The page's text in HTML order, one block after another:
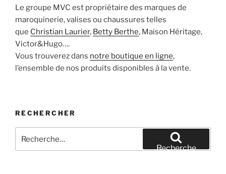
Le groupe MVC est propriétaire des marques de
maroquinerie, valises ou chaussures telles
que Christian Laurier, Betty Berthe, Maison Héritage,
Victor&Hugo….
Vous trouverez dans notre boutique en ligne,
l’ensemble de nos produits disponibles à la vente.
RECHERCHER
pour
Recherche